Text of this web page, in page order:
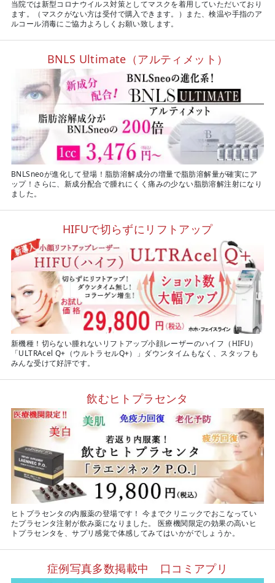
当院では新型コロナウイルス対策としてマスクを着用していただいており
ます。（マスクがない方は受付で購入できます。）また、検温や手指のア
ルコール消毒にご協力よろしくお願い致します。
BNLS Ultimate（アルティメット）
BNLSneoが進化して登場！脂肪溶解成分の増量で脂肪溶解量が確実にア
ップ！さらに、新成分配合で腫れにくく痛みの少ない脂肪溶解注射になり
ました。
HIFUで切らずにリフトアップ
新機種！切らない腫れないリフトアップ小顔レーザーのハイフ（HIFU）
「ULTRAcel Q+（ウルトラセルQ+）」ダウンタイムもなく、スタッフも
みんな受けて好評です。
飲むヒトプラセンタ
ヒトプラセンタの内服薬の登場です！ 今までクリニックでおこなってい
たプラセンタ注射が飲み薬になりました。 医療機関限定の効果の高いヒ
トプラセンタを、サプリ感覚で体感してみてはいかがでしょうか。
症例写真多数掲載中 口コミアプリ